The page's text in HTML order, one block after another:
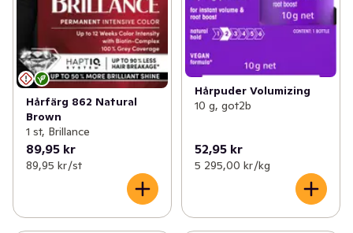
Hårfärg 862 Natural
Brown
1 st, Brillance
89,95 kr
89,95 kr /st
Hårpuder Volumizing
10 g, got2b
52,95 kr
5 295,00 kr /kg